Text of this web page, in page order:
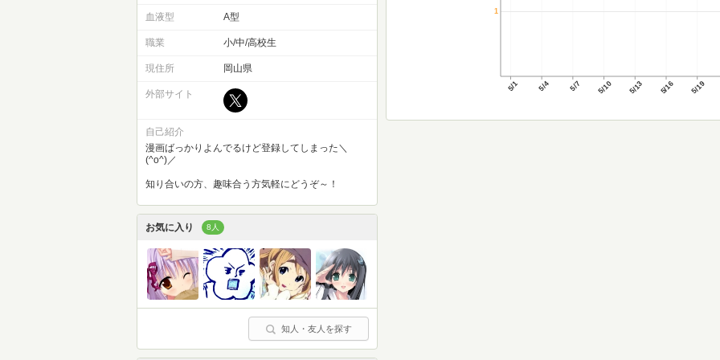
5/1 5/4 5/7 5/10 5/13 5/16 5/19
1
血液型 A型
職業 小/中/高校生
現住所 岡山県
外部サイト
自己紹介
漫画ばっかりよんでるけど登録してしまった＼
(^o^)／
知り合いの方、趣味合う方気軽にどうぞ～！
お気に入り 8人
知人・友人を探す